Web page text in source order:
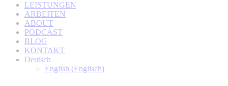
LEISTUNGEN
ARBEITEN
ABOUT
PODCAST
BLOG
KONTAKT
Deutsch
English (Englisch)